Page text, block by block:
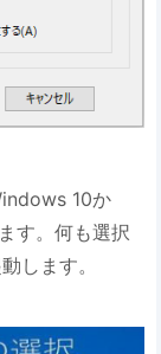
10か
す。何も選択
します。